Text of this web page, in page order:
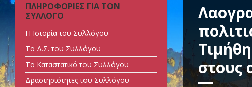
στους
ΠΛΗΡΟΦΟΡΙΕΣ ΓΙΑ ΤΟΝ
ΣΥΛΛΟΓΟ
Η Ιστορία του Συλλόγου
Tο Δ.Σ. του Συλλόγου
Tο Καταστατικό του Συλλόγου
Δραστηριότητες του Συλλόγου